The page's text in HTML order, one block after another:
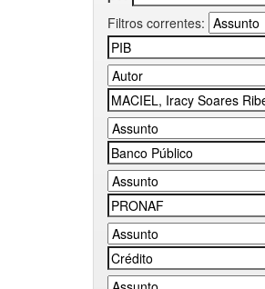
Filtros correntes: